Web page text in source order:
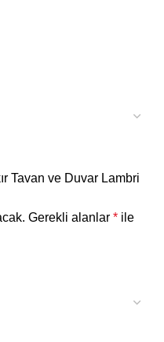
Tavan ve Duvar Lambri
Gerekli alanlar * ile